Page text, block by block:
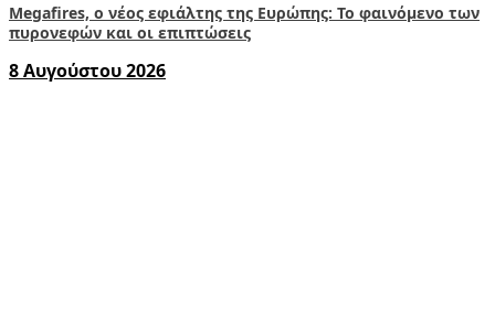
Megafires, ο νέος εφιάλτης της Ευρώπης: Το φαινόμενο των
πυρονεφών και οι επιπτώσεις
8 Αυγούστου 2026